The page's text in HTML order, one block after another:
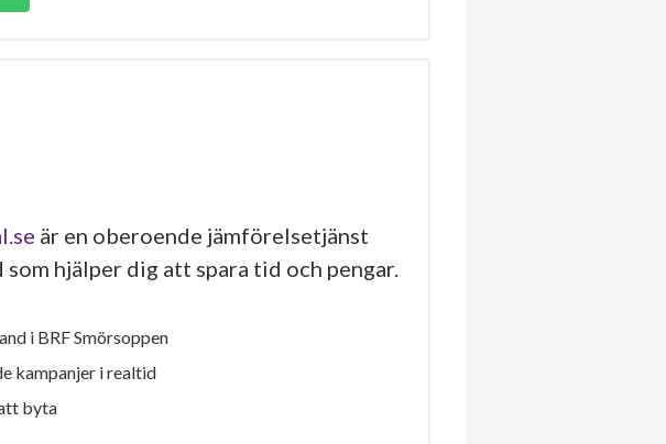
är en oberoende jämförelsetjänst
hjälper dig att spara tid och pengar.
i BRF Smörsoppen
kampanjer i realtid
byta